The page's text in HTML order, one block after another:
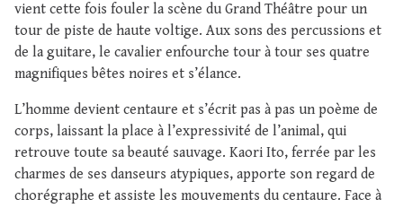
vient cette fois fouler la scène du Grand Théâtre pour un
tour de piste de haute voltige. Aux sons des percussions et
de la guitare, le cavalier enfourche tour à tour ses quatre
magnifiques bêtes noires et s’élance.
L’homme devient centaure et s’écrit pas à pas un poème de
corps, laissant la place à l’expressivité de l’animal, qui
retrouve toute sa beauté sauvage. Kaori Ito, ferrée par les
charmes de ses danseurs atypiques, apporte son regard de
chorégraphe et assiste les mouvements du centaure. Face à